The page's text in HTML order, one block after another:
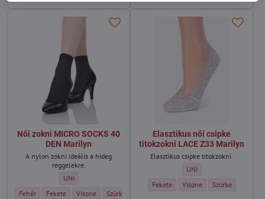
Női zokni MICRO SOCKS 40
DEN Marilyn
A nylon zokni ideális a hideg
reggelekre.
Női zokni MICRO SOCKS 40 DEN Marilyn - Méret:
UNI
Női zokni MICRO SOCKS 40 DEN Marilyn - Szín:
Fehér Női zokni MICRO SOCKS 40 DEN Marilyn - Szín:
Fekete Női zokni MICRO SOCKS 40 DEN Marilyn - Szín:
Visone Női zokni MICRO SOCKS 40 DEN Marilyn - Szín:
Szürke
Elasztikus női csipke
titokzokni LACE Z33 Marilyn
Elasztikus csipke titokzokni.
Elasztikus női csipke
UNI
Elasztikus női csipke titokzokni LACE
Fekete Elasztikus női csipke
Visone Elasztikus női
Szürke